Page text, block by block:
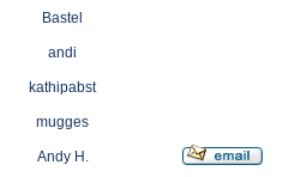
Bastel
andi
kathipabst
mugges
Andy H.